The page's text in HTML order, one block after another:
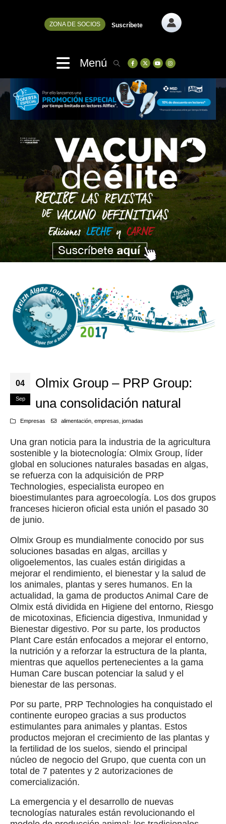
ZONA DE SOCIOS Suscríbete
Menú
04
Sep
Olmix Group – PRP Group:
una consolidación natural
Empresas alimentación, empresas, jornadas
Una gran noticia para la industria de la agricultura
sostenible y la biotecnología: Olmix Group, líder
global en soluciones naturales basadas en algas,
se refuerza con la adquisición de PRP
Technologies, especialista europeo en
bioestimulantes para agroecología. Los dos grupos
franceses hicieron oficial esta unión el pasado 30
de junio.
Olmix Group es mundialmente conocido por sus
soluciones basadas en algas, arcillas y
oligoelementos, las cuales están dirigidas a
mejorar el rendimiento, el bienestar y la salud de
los animales, plantas y seres humanos. En la
actualidad, la gama de productos Animal Care de
Olmix está dividida en Higiene del entorno, Riesgo
de micotoxinas, Eficiencia digestiva, Inmunidad y
Bienestar digestivo. Por su parte, los productos
Plant Care están enfocados a mejorar el entorno,
la nutrición y a reforzar la estructura de la planta,
mientras que aquellos pertenecientes a la gama
Human Care buscan potenciar la salud y el
bienestar de las personas.
Por su parte, PRP Technologies ha conquistado el
continente europeo gracias a sus productos
estimulantes para animales y plantas. Estos
productos mejoran el crecimiento de las plantas y
la fertilidad de los suelos, siendo el principal
núcleo de negocio del Grupo, que cuenta con un
total de 7 patentes y 2 autorizaciones de
comercialización.
La emergencia y el desarrollo de nuevas
tecnologías naturales están revolucionando el